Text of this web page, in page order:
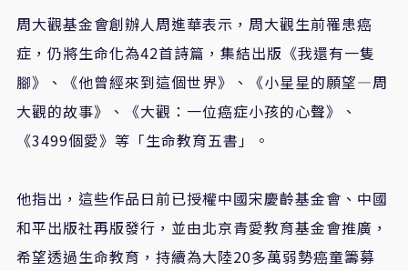
周大觀基金會創辦人周進華表示，周大觀生前罹患癌
症，仍將生命化為42首詩篇，集結出版《我還有一隻
腳》、《他曾經來到這個世界》、《小星星的願望—周
大觀的故事》、《大觀：一位癌症小孩的心聲》、
《3499個愛》等「生命教育五書」。
他指出，這些作品日前已授權中國宋慶齡基金會、中國
和平出版社再版發行，並由北京青愛教育基金會推廣，
希望透過生命教育，持續為大陸20多萬弱勢癌童籌募